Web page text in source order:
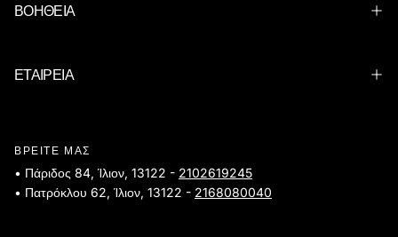
ΒΟΗΘΕΙΑ
ΕΤΑΙΡΕΙΑ
ΒΡΕΙΤΕ ΜΑΣ
• Πάριδος 84, Ίλιον, 13122 - 2102619245
• Πατρόκλου 62, Ίλιον, 13122 - 2168080040